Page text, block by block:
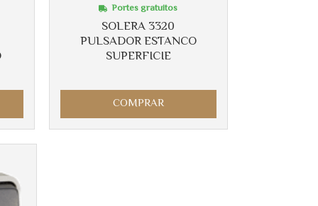
SOLERA 3320
PULSADOR ESTANCO
SUPERFICIE
Portes gratuitos
COMPRAR